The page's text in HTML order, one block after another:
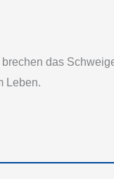
das
Leben.